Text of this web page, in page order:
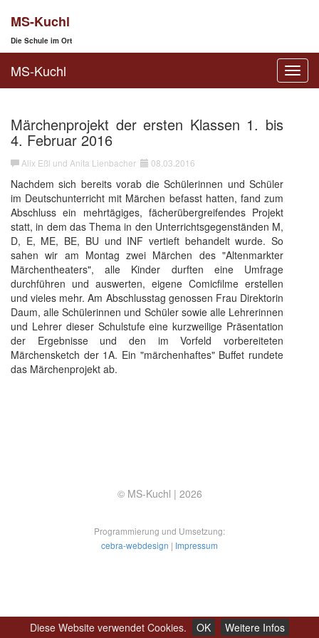
Diese Website verwendet Cookies. OK Weitere Infos
MS-Kuchl
Die Schule im Ort
MS-Kuchl
Märchenprojekt der ersten Klassen 1. bis
4. Februar 2016
Alix Eßl und Anita Lienbacher 08.03.2016
Nachdem sich bereits vorab die Schülerinnen und Schüler
im Deutschunterricht mit Märchen befasst hatten, fand zum
Abschluss ein mehrtägiges, fächerübergreifendes Projekt
statt, in dem das Thema in den Unterrichtsgegenständen M,
D, E, ME, BE, BU und INF vertieft behandelt wurde. So
sahen wir am Montag zwei Märchen des "Altenmarkter
Märchentheaters", alle Kinder durften eine Umfrage
durchführen und auswerten, eigene Comicfilme erstellen
und vieles mehr. Am Abschlusstag genossen Frau Direktorin
Daum, alle Schülerinnen und Schüler sowie alle Lehrerinnen
und Lehrer dieser Schulstufe eine kurzweilige Präsentation
der Ergebnisse und den im Vorfeld vorbereiteten
Märchensketch der 1A. Ein "märchenhaftes" Buffet rundete
das Märchenprojekt ab.
© MS-Kuchl | 2026
Programmierung und Umsetzung:
cebra-webdesign | Impressum